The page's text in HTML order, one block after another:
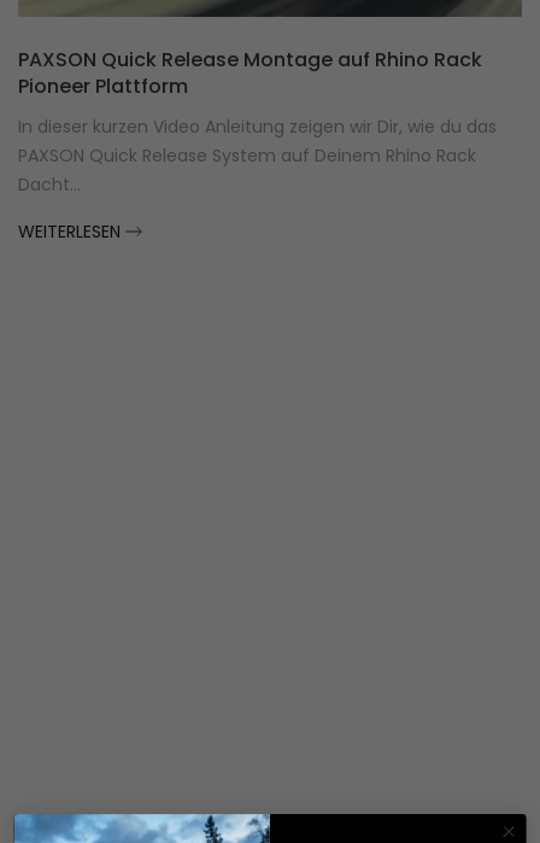
PAXSON Quick Release Montage auf Rhino Rack
Pioneer Plattform
In dieser kurzen Video Anleitung zeigen wir Dir, wie du das
PAXSON Quick Release System auf Deinem Rhino Rack
Dacht...
WEITERLESEN